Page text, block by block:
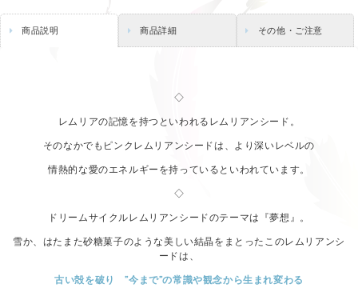
商品説明 商品詳細 その他・ご注意
◇
レムリアの記憶を持つといわれるレムリアンシード。
そのなかでもピンクレムリアンシードは、より深いレベルの
情熱的な愛のエネルギーを持っているといわれています。
◇
ドリームサイクルレムリアンシードのテーマは『夢想』。
雪か、はたまた砂糖菓子のような美しい結晶をまとったこのレムリアンシ
ードは、
古い殻を破り ”今まで”の常識や観念から生まれ変わる